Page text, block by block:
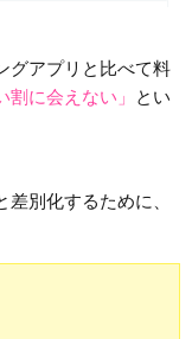
グアプリと比べて料
割に会えない」
とい
別化するために、